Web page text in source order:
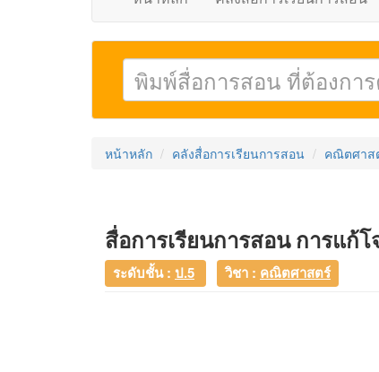
หน้าหลัก คลังสื่อการเรียนการสอน คณิตศาส
สื่อการเรียนการสอน การแ
ระดับชั้น : ป.5 วิชา : คณิตศาสตร์